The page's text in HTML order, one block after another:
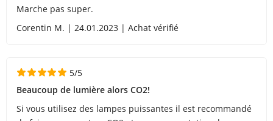
Marche pas super.
Corentin M. | 24.01.2023 | Achat vérifié
5/5
Beaucoup de lumière alors CO2!
Si vous utilisez des lampes puissantes il est recommandé